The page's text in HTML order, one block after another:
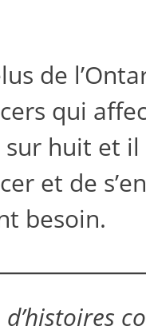
de
qui
huit et il
et de
besoin.